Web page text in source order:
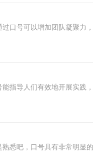
口号可以增加团队凝聚力
指导人们有效地开展实践
悉吧，口号具有非常明显